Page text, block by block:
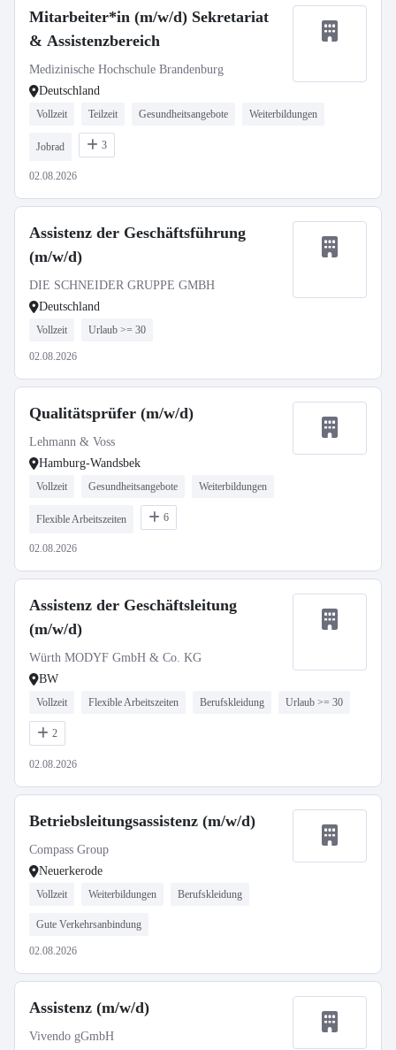
Mitarbeiter*in (m/w/d) Sekretariat
& Assistenzbereich
Medizinische Hochschule Brandenburg
Deutschland
Vollzeit Teilzeit Gesundheitsangebote Weiterbildungen
Jobrad 3
02.08.2026
Assistenz der Geschäftsführung
(m/w/d)
DIE SCHNEIDER GRUPPE GMBH
Deutschland
Vollzeit Urlaub >= 30
02.08.2026
Qualitätsprüfer (m/w/d)
Lehmann & Voss
Hamburg-Wandsbek
Vollzeit Gesundheitsangebote Weiterbildungen
Flexible Arbeitszeiten 6
02.08.2026
Assistenz der Geschäftsleitung
(m/w/d)
Würth MODYF GmbH & Co. KG
BW
Vollzeit Flexible Arbeitszeiten Berufskleidung Urlaub >= 30
2
02.08.2026
Betriebsleitungsassistenz (m/w/d)
Compass Group
Neuerkerode
Vollzeit Weiterbildungen Berufskleidung
Gute Verkehrsanbindung
02.08.2026
Assistenz (m/w/d)
Vivendo gGmbH